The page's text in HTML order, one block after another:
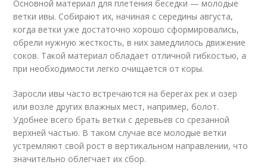
Основной материал для плетения беседки — молодые
ветки ивы. Собирают их, начиная с середины августа,
когда ветки уже достаточно хорошо сформировались,
обрели нужную жесткость, в них замедлилось движение
соков. Такой материал обладает отличной гибкостью, а
при необходимости легко очищается от коры.
Заросли ивы часто встречаются на берегах рек и озер
или возле других влажных мест, например, болот.
Удобнее всего брать ветки с деревьев со срезанной
верхней частью. В таком случае все молодые ветки
устремляют свой рост в вертикальном направлении, что
значительно облегчает их сбор.